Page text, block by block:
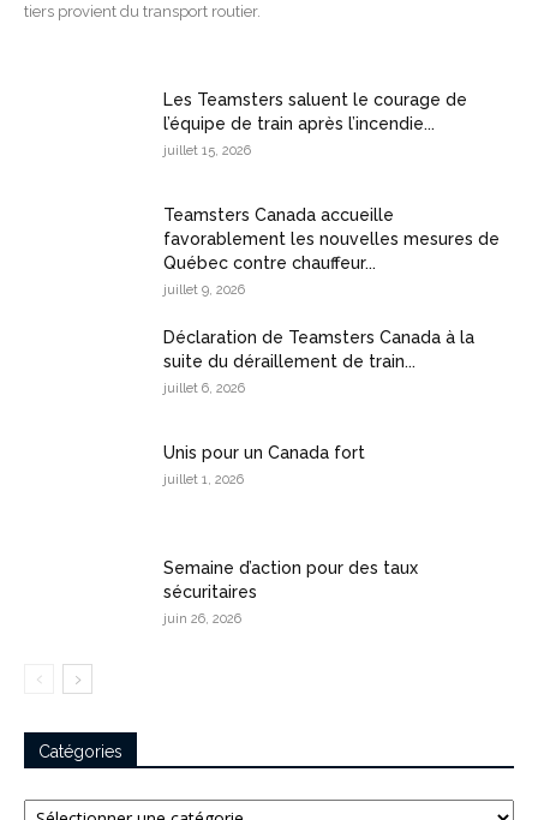
tiers provient du transport routier.
Les Teamsters saluent le courage de
l’équipe de train après l’incendie...
juillet 15, 2026
Teamsters Canada accueille
favorablement les nouvelles mesures de
Québec contre chauffeur...
juillet 9, 2026
Déclaration de Teamsters Canada à la
suite du déraillement de train...
juillet 6, 2026
Unis pour un Canada fort
juillet 1, 2026
Semaine d’action pour des taux
sécuritaires
juin 26, 2026
Catégories
Catégories